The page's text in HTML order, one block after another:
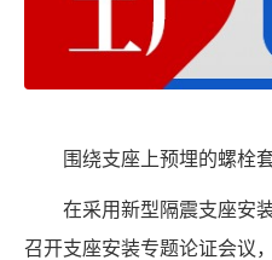
围绕支座上预埋的螺栓
在采用新型隔震支座安
召开支座安装专题论证会议